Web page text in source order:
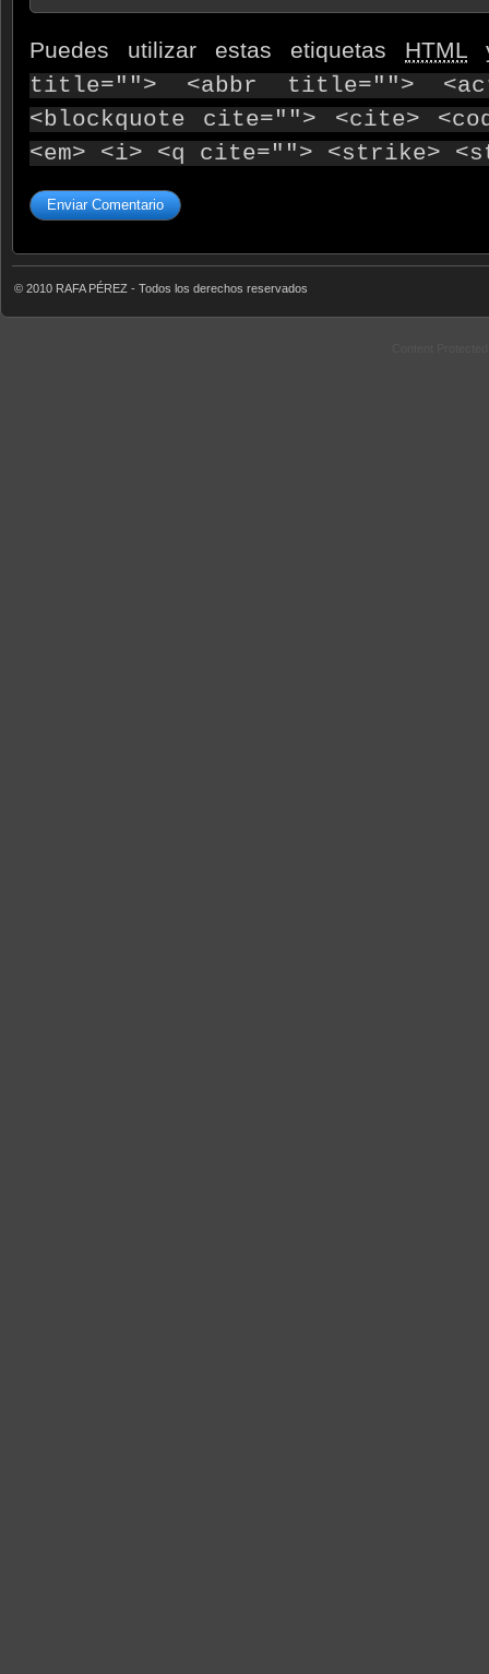
Puedes utilizar estas etiquetas HTML
title=""> <abbr title="">
<blockquote cite=""> <cite>
<em> <i> <q cite=""> <strike>
© 2010 RAFA PÉREZ - Todos los derechos reservados